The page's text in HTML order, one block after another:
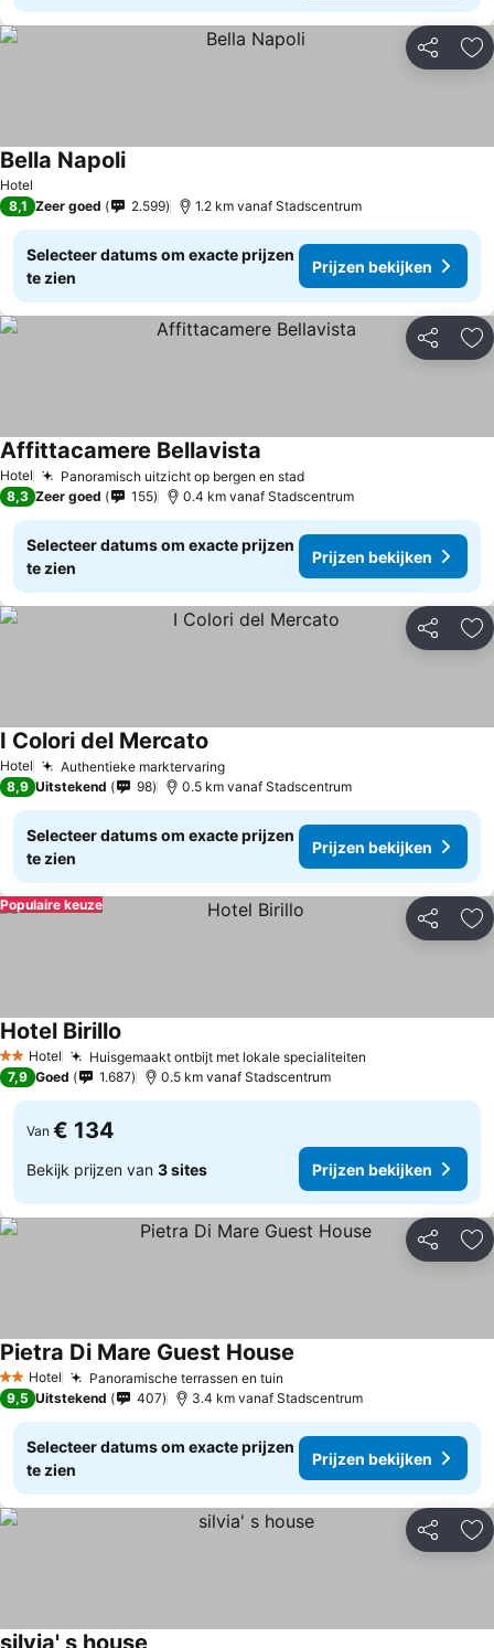
Delen
Hotel
Bella Napoli
8,1 Zeer goed 2.599 1.2 km vanaf Stadscentrum
Selecteer datums om exacte prijzen
te zien
Prijzen bekijken
Delen
Hotel Panoramisch uitzicht op bergen en stad
Affittacamere Bellavista
8,3 Zeer goed 155 0.4 km vanaf Stadscentrum
Selecteer datums om exacte prijzen
te zien
Prijzen bekijken
Delen
Hotel Authentieke marktervaring
I Colori del Mercato
8,9 Uitstekend 98 0.5 km vanaf Stadscentrum
Selecteer datums om exacte prijzen
te zien
Prijzen bekijken
Delen
Populaire keuze
2 Sterren
Hotel Huisgemaakt ontbijt met lokale specialiteiten
Hotel Birillo
7,9 Goed 1.687 0.5 km vanaf Stadscentrum
Van € 134
Bekijk prijzen van 3 sites Prijzen bekijken
Delen
2 Sterren
Hotel Panoramische terrassen en tuin
Pietra Di Mare Guest House
9,5 Uitstekend 407 3.4 km vanaf Stadscentrum
Selecteer datums om exacte prijzen
te zien
Prijzen bekijken
Delen
silvia' s house